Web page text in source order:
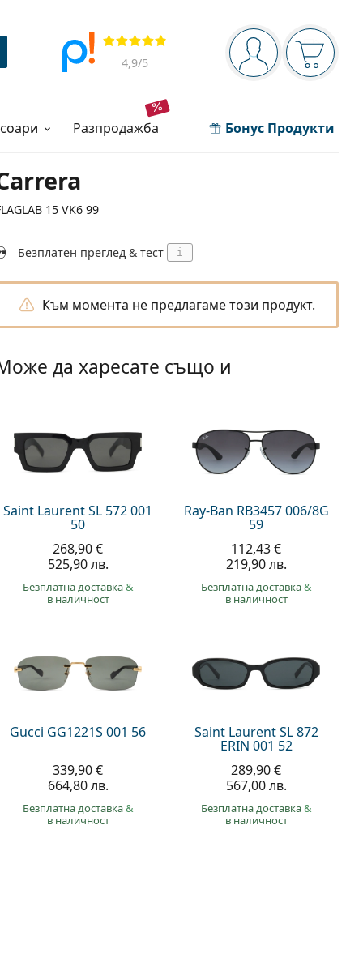
Navigation panel
Вие сте вписани
Прегледи
4,9/5
разпродажба Бонус Продукти
15 VK6 99
Безплатен преглед & тест i
Към момента не предлагаме този продукт.
да харесате също и
Saint Laurent SL 572 001
50
268,90 €
525,90 лв.
Безплатна доставка&
в наличност
Ray-Ban RB3457 006/8G
59
112,43 €
219,90 лв.
Безплатна доставка&
в наличност
Gucci GG1221S 001 56
339,90 €
664,80 лв.
Безплатна доставка&
в наличност
Saint Laurent SL 872
ERIN 001 52
289,90 €
567,00 лв.
Безплатна доставка&
в наличност